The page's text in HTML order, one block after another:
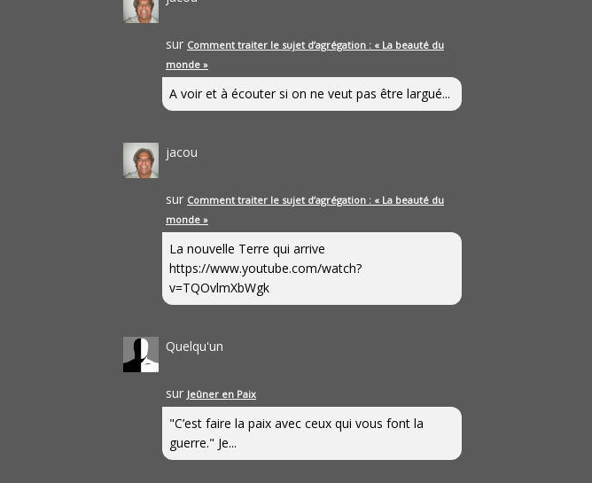
sur Comment traiter le sujet d’agrégation : « La beauté du
monde »
A voir et à écouter si on ne veut pas être largué...
jacou
sur Comment traiter le sujet d’agrégation : « La beauté du
monde »
La nouvelle Terre qui arrive
https://www.youtube.com/watch?
v=TQOvlmXbWgk
Quelqu'un
sur Jeûner en Paix
"C’est faire la paix avec ceux qui vous font la
guerre." Je...